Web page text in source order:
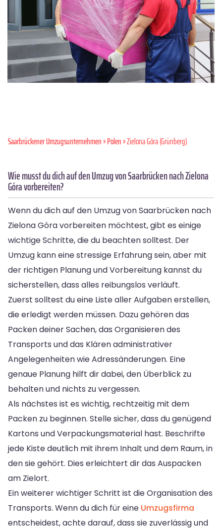
Saarbrückener Umzugsunternehmen»Polen» Zielona Góra (Grünberg)
Wie musst du dich auf den Umzug von Saarbrücken nach Zielona
Góra vorbereiten?
Wenn du dich auf den Umzug von Saarbrücken nach
Zielona Góra vorbereiten möchtest, gibt es einige
wichtige Schritte, die du beachten solltest. Der
Umzug kann eine stressige Erfahrung sein, aber mit
der richtigen Planung und Vorbereitung kannst du
sicherstellen, dass alles reibungslos verläuft.
Zuerst solltest du eine Liste aller Aufgaben erstellen,
die erledigt werden müssen. Dazu gehören das
Packen deiner Sachen, das Organisieren des
Transports und das Klären administrativer
Angelegenheiten wie Adressänderungen. Eine
genaue Planung hilft dir dabei, den Überblick zu
behalten und nichts zu vergessen.
Als nächstes ist es wichtig, rechtzeitig mit dem
Packen zu beginnen. Stelle sicher, dass du genügend
Kartons und Verpackungsmaterial hast. Beschrifte
jede Kiste deutlich mit ihrem Inhalt und dem Raum, in
den sie gehört. Dies erleichtert dir das Auspacken
am Zielort.
Ein weiterer wichtiger Schritt ist die Organisation des
Transports. Wenn du dich für eine Umzugsfirma
entscheidest, achte darauf, dass sie zuverlässig und